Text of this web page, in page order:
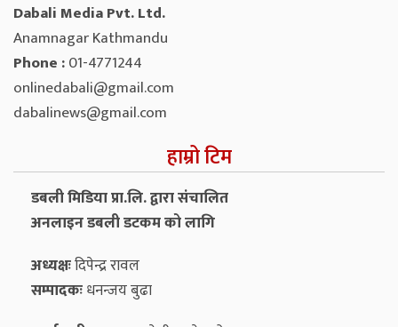
Dabali Media Pvt. Ltd.
Anamnagar Kathmandu
Phone :01-4771244
onlinedabali@gmail.com
dabalinews@gmail.com
हाम्रो टिम
डबली मिडिया प्रा.लि. द्वारा संचालित
अनलाइन डबली डटकम को लागि
अध्यक्षःदिपेन्द्र रावल
सम्पादकःधनन्‍जय बुढा